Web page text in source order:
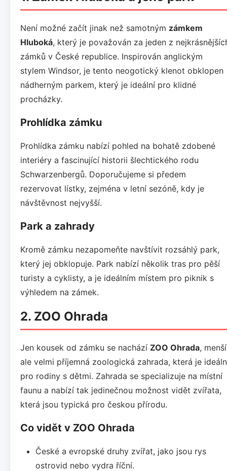
Není možné začít jinak než samotným zámkem
Hluboká, který je považován za jeden z
zámků v České republice. Inspirován anglickým
stylem Windsor, je tento neogotický klenot obklopen
nádherným parkem, který je ideální pro klidné
procházky.
Prohlídka zámku
Prohlídka zámku nabízí pohled na bohatě zdobené
interiéry a fascinující historii šlechtického rodu
Schwarzenbergů. Doporučujeme si předem
rezervovat lístky, zejména v letní sezóně, kdy je
návštěvnost nejvyšší.
Park a zahrady
Kromě zámku nezapomeňte navštívit rozsáhlý park,
který jej obklopuje. Park nabízí několik tras pro pěší
turisty a cyklisty, a je ideálním místem pro piknik s
výhledem na zámek.
2. ZOO Ohrada
Jen kousek od zámku se nachází ZOO Ohrada,
ale velmi příjemná zoologická zahrada, která je
pro rodiny s dětmi. Zahrada se specializuje na místní
faunu a nabízí tak jedinečnou možnost vidět zvířata,
která jsou typická pro českou přírodu.
Co vidět v ZOO Ohrada
České a evropské druhy zvířat, jako jsou rys
ostrovid nebo vydra říční.